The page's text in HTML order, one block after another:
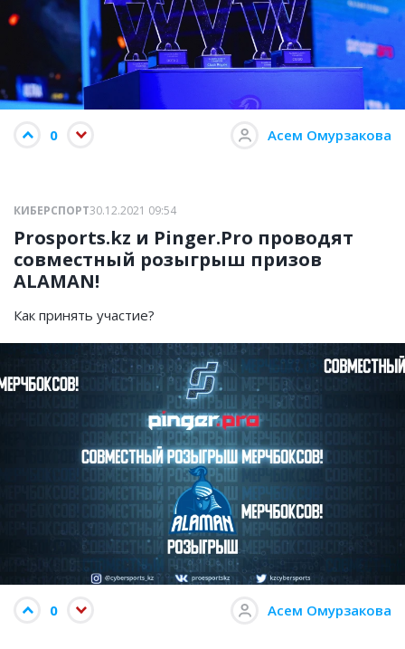
0 Асем Омурзакова
КИБЕРСПОРТ30.12.2021 09:54
Prosports.kz и Pinger.Pro проводят
совместный розыгрыш призов
ALAMAN!
Как принять участие?
0 Асем Омурзакова